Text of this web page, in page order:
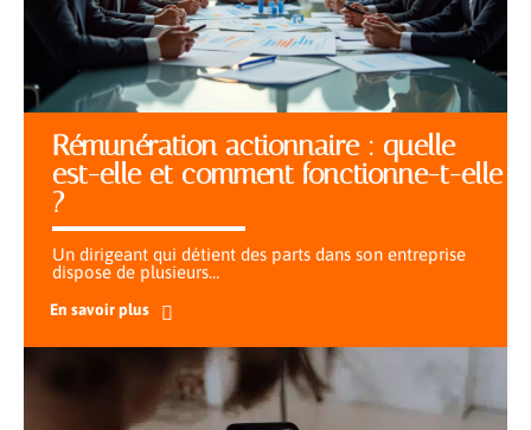
Rémunération actionnaire : quelle
est-elle et comment fonctionne-t-elle
?
Un dirigeant qui détient des parts dans son entreprise
dispose de plusieurs…
En savoir plus